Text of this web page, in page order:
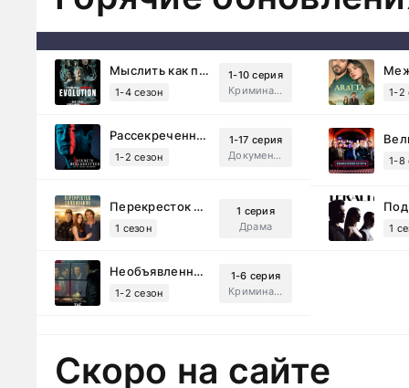
Мыслить как преступник: Эволюция (2022)
1-4 сезон
1-10 серия
Криминал, Детектив, Триллер, Драма
1-2
Рассекреченные тайны с Дэвидом Духовны (2025)
1-2 сезон
1-17 серия
Документальный, Исторический, Sci-Fi
1-8
Перекресток Салливанов (2023)
1 сезон
1 серия
Драма
1
Необъявленная война (2022)
1-2 сезон
1-6 серия
Криминал, Триллер, Драма
Скоро на сайте